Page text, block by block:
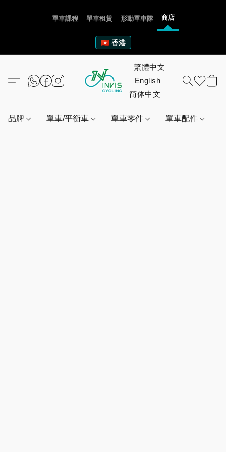
單車課程 單車租賃 形動單車隊 商店
🇭🇰 香港
品牌 單車/平衡車 單車零件 單車配件